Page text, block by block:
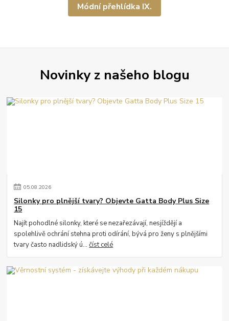
Módní přehlídka IX.
Novinky z našeho blogu
05.08.2026
Silonky pro plnější tvary? Objevte Gatta Body Plus Size
15
Najít pohodlné silonky, které se nezařezávají, nesjíždějí a
spolehlivě ochrání stehna proti odírání, bývá pro ženy s plnějšími
tvary často nadlidský ú...číst celé